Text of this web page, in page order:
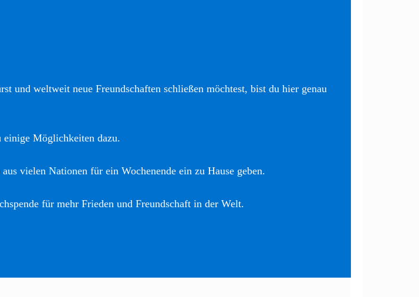
und weltweit neue Freundschaften schließen möchtest, bist du hier genau
Möglichkeiten dazu.
vielen Nationen für ein Wochenende ein zu Hause geben.
für mehr Frieden und Freundschaft in der Welt.